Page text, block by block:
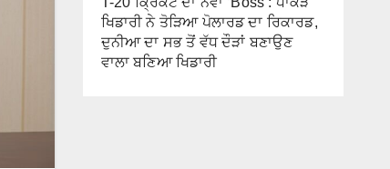
ਖਿਡਾਰੀ ਨੇ ਤੋੜਿਆ ਪੋਲਾਰਡ ਦਾ ਰਿਕਾਰਡ,
ਦੁਨੀਆ ਦਾ ਸਭ ਤੋਂ ਵੱਧ ਦੌੜਾਂ ਬਣਾਉਣ
ਵਾਲਾ ਬਣਿਆ ਖਿਡਾਰੀ